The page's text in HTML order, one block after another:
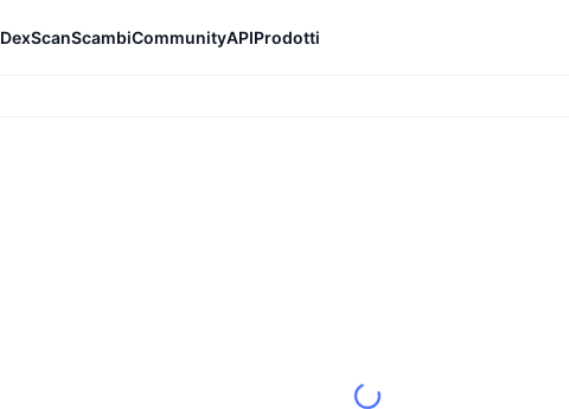
DexScanScambiCommunityAPIProdotti